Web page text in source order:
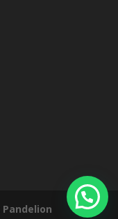
Pandelion